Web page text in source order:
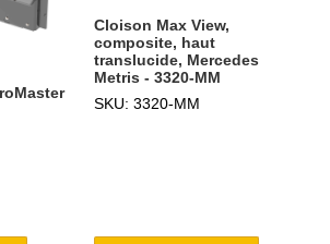
Cloison Max View,
composite, haut
translucide, Mercedes
Metris - 3320-MM
SKU: 3320-MM